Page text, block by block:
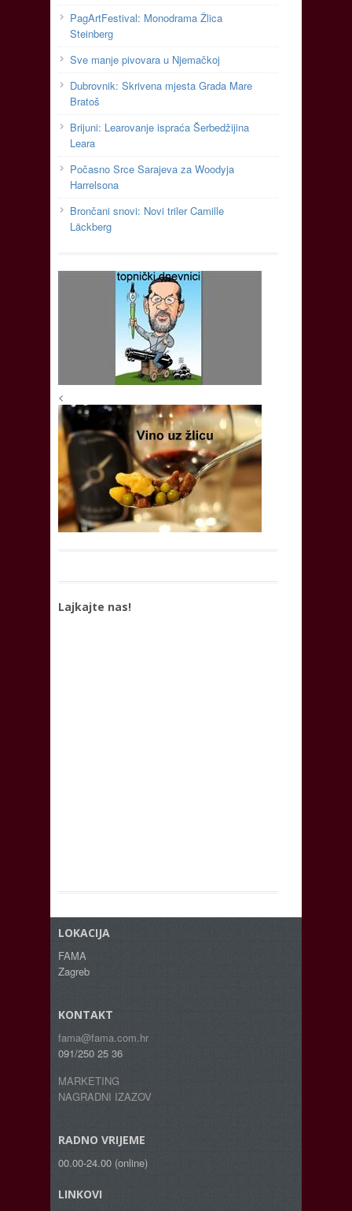
PagArtFestival: Monodrama Žlica
Steinberg
Sve manje pivovara u Njemačkoj
Dubrovnik: Skrivena mjesta Grada Mare
Bratoš
Brijuni: Learovanje ispraća Šerbedžijina
Leara
Počasno Srce Sarajeva za Woodyja
Harrelsona
Brončani snovi: Novi triler Camille
Läckberg
<
Lajkajte nas!
LOKACIJA
FAMA
Zagreb
KONTAKT
fama@fama.com.hr
091/250 25 36
MARKETING
NAGRADNI IZAZOV
RADNO VRIJEME
00.00-24.00 (online)
LINKOVI